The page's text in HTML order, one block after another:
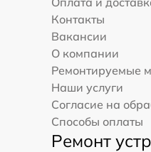
Контакты
Вакансии
О компании
Ремонтируемые
Наши услуги
Согласие на
Способы оплаты
Ремонт